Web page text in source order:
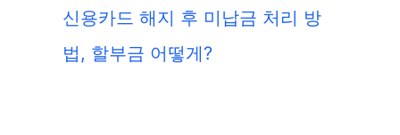
신용카드 해지 후 미납금 처리 방
법, 할부금 어떻게?